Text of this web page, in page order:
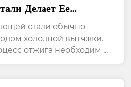
Делает Ее
стали обычно
холодной вытяжки.
отжига необходим ...